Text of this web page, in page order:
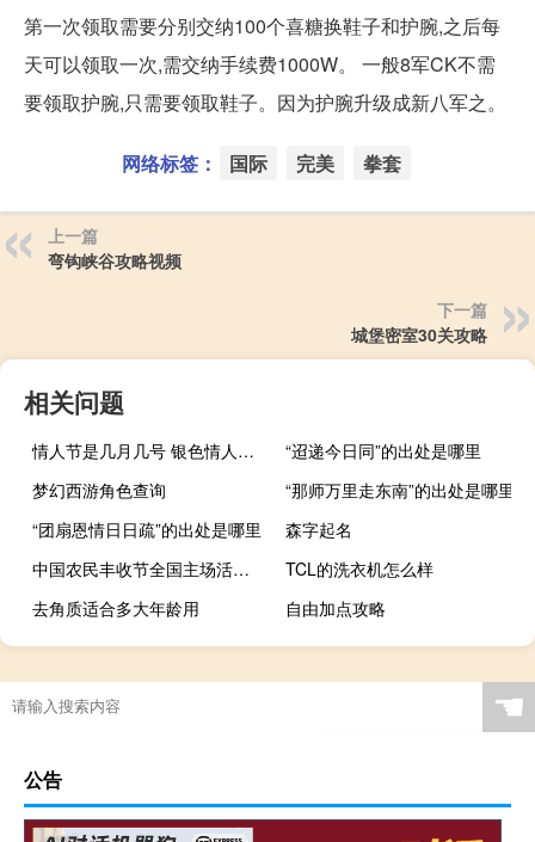
第一次领取需要分别交纳100个喜糖换鞋子和护腕,之后每
天可以领取一次,需交纳手续费1000W。 一般8军CK不需
要领取护腕,只需要领取鞋子。因为护腕升级成新八军之。
网络标签： 国际 完美 拳套
上一篇
弯钩峡谷攻略视频
下一篇
城堡密室30关攻略
相关问题
情人节是几月几号 银色情人节是几月几日_
“迢递今日同”的出处是哪里
梦幻西游角色查询
“那师万里走东南”的出处是哪里
“团扇恩情日日疏”的出处是哪里
森字起名
中国农民丰收节全国主场活动举办
TCL的洗衣机怎么样
去角质适合多大年龄用
自由加点攻略
☚
公告